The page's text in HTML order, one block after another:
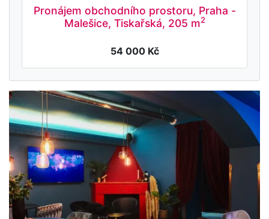
Pronájem obchodního prostoru, Praha -
Malešice, Tiskařská, 205 m2
54 000 Kč